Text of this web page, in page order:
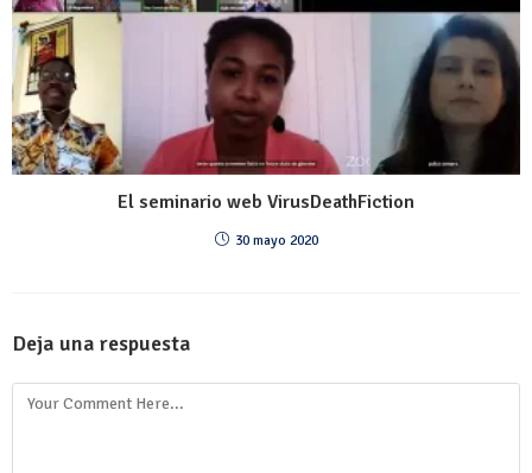
El seminario web VirusDeathFiction
30 mayo 2020
Deja una respuesta